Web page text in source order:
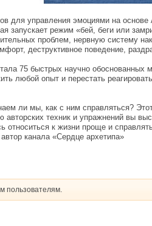
для управления эмоциями на
запускает режим «бей, беги или
проблем, нервную систему
деструктивное поведение,
75 быстрых научно
любой опыт и перестать
ли мы, как с ним справляться?
техник и упражнений вы
к жизни проще и
канала «Сердце архетипа»
пользователям.